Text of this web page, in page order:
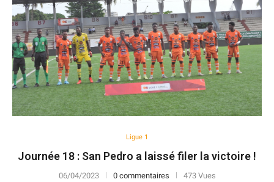
Ligue 1
Journée 18 : San Pedro a laissé filer la victoire !
06/04/2023 0 commentaires 473 Vues